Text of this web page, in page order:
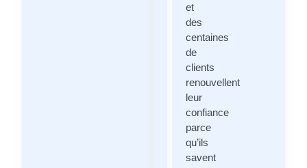
et
des
centaines
de
clients
renouvellent
leur
confiance
parce
qu’ils
savent